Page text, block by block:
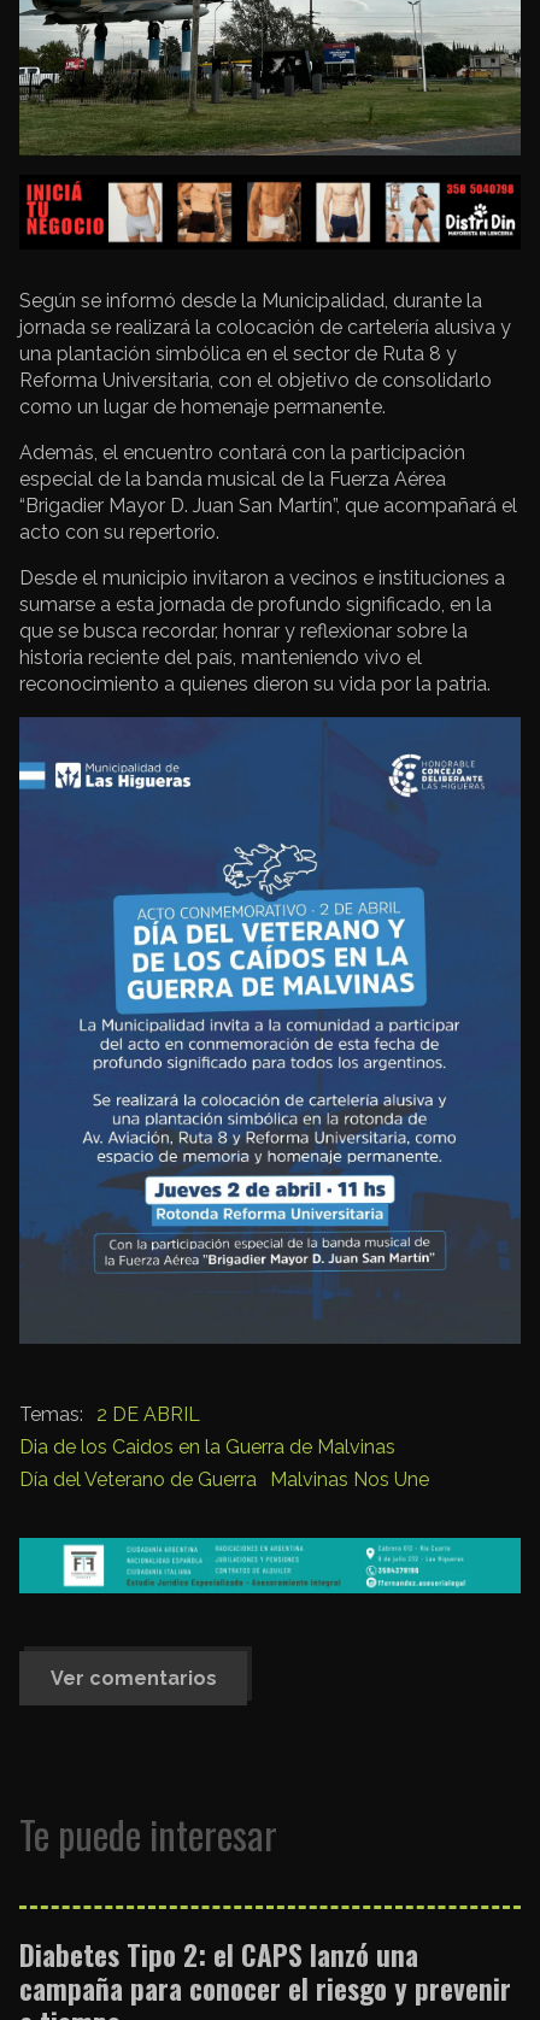
Según se informó desde la Municipalidad, durante la
jornada se realizará la colocación de cartelería alusiva y
una plantación simbólica en el sector de Ruta 8 y
Reforma Universitaria, con el objetivo de consolidarlo
como un lugar de homenaje permanente.
Además, el encuentro contará con la participación
especial de la banda musical de la Fuerza Aérea
“Brigadier Mayor D. Juan San Martín”, que acompañará el
acto con su repertorio.
Desde el municipio invitaron a vecinos e instituciones a
sumarse a esta jornada de profundo significado, en la
que se busca recordar, honrar y reflexionar sobre la
historia reciente del país, manteniendo vivo el
reconocimiento a quienes dieron su vida por la patria.
2 DE ABRIL
Dia de los Caidos en la Guerra de Malvinas
Día del Veterano de Guerra
Malvinas Nos Une
Ver comentarios
Te puede interesar
Diabetes Tipo 2: el CAPS lanzó una
campaña para conocer el riesgo y prevenir